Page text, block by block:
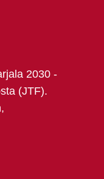
2030 -
(JTF).